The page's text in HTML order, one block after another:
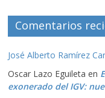
Comentarios
José Alberto Ramírez
Oscar Lazo Eguileta en
exonerado del IGV: